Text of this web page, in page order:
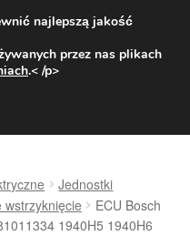
31 zł
800 003 167
Jednostki
wstrzyknięcie
ECU Bosch
1940H5 1940H6
najlepszą jakość
przez nas plikach
.< /p>